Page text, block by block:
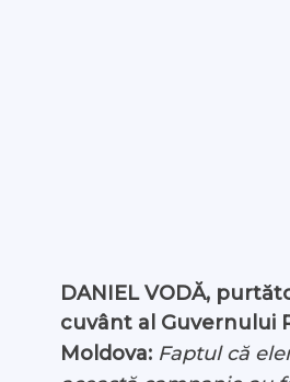
DANIEL VODĂ,
cuvânt al Guvernului
Moldova: Faptul că